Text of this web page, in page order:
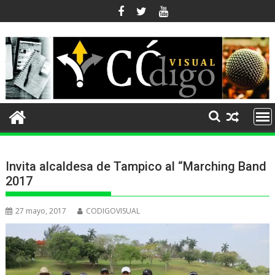
al
contenido
Invita alcaldesa de Tampico al “Marching Band
2017
27 mayo, 2017 CODIGOVISUAL